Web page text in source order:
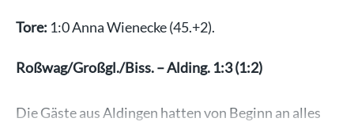
Tore: 1:0 Anna Wienecke (45.+2).
Roßwag/Großgl./Biss. – Alding. 1:3 (1:2)
Die Gäste aus Aldingen hatten von Beginn an alles